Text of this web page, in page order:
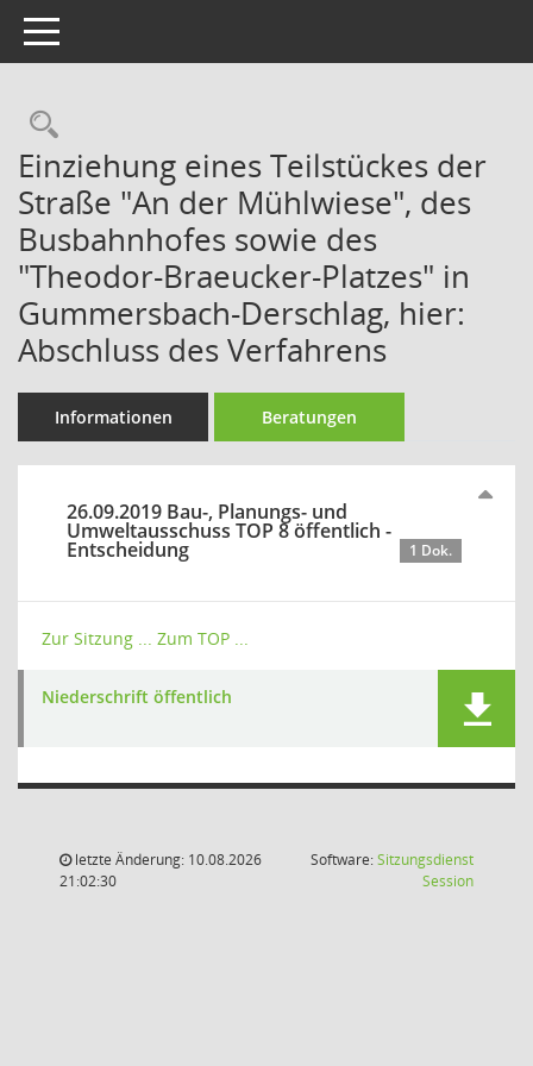
Toggle navigation
Rechercheauswahl
Einziehung eines Teilstückes der
Straße "An der Mühlwiese", des
Busbahnhofes sowie des
"Theodor-Braeucker-Platzes" in
Gummersbach-Derschlag, hier:
Abschluss des Verfahrens
Informationen Beratungen
26.09.2019 Bau-, Planungs- und
Umweltausschuss TOP 8 öffentlich -
Entscheidung 1 Dok.
Zur Sitzung ... Zum TOP ...
Niederschrift öffentlich
letzte Änderung: 10.08.2026
21:02:30
Software:Sitzungsdienst
Session(Wird in